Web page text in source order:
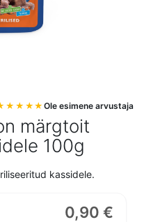
märgtoit
100g
Ole esimene arvustaja
kassidele.
0,90 €